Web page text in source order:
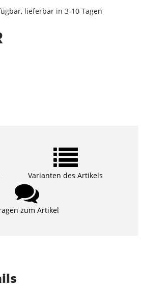
lieferbar in 3-10 Tagen
Varianten des Artikels
zum Artikel